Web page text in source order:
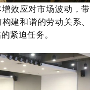
效应对市场波动，带
建和谐的劳动关系、
紧迫任务。